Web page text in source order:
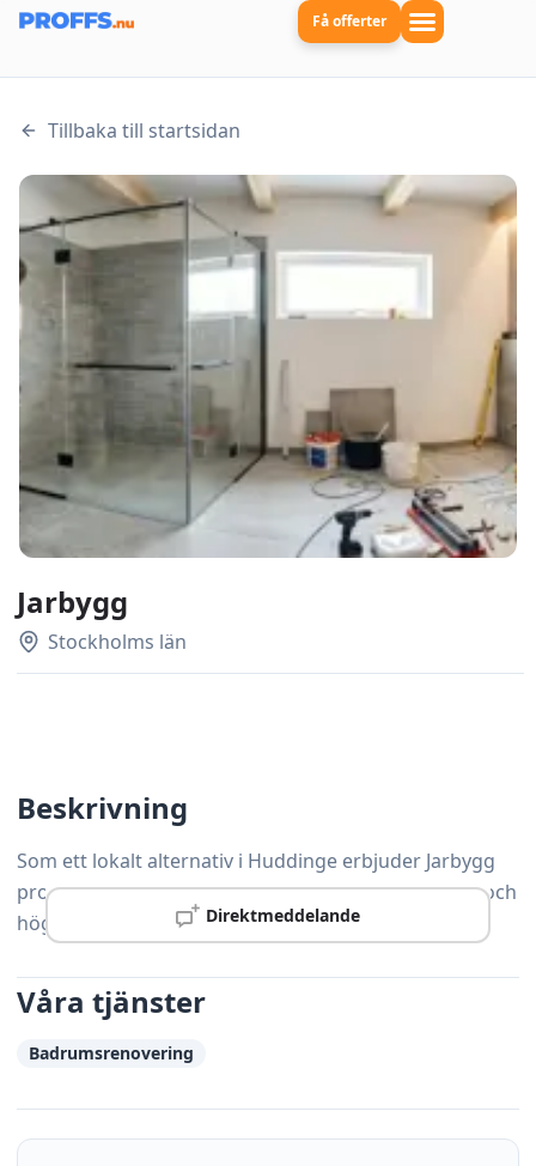
Få offerter
Tillbaka till startsidan
Jarbygg
Stockholms län
Direktmeddelande
Beskrivning
Som ett lokalt alternativ i Huddinge erbjuder Jarbygg
professionell snickeriservice med personlig service och
hög precision.
Våra tjänster
Badrumsrenovering